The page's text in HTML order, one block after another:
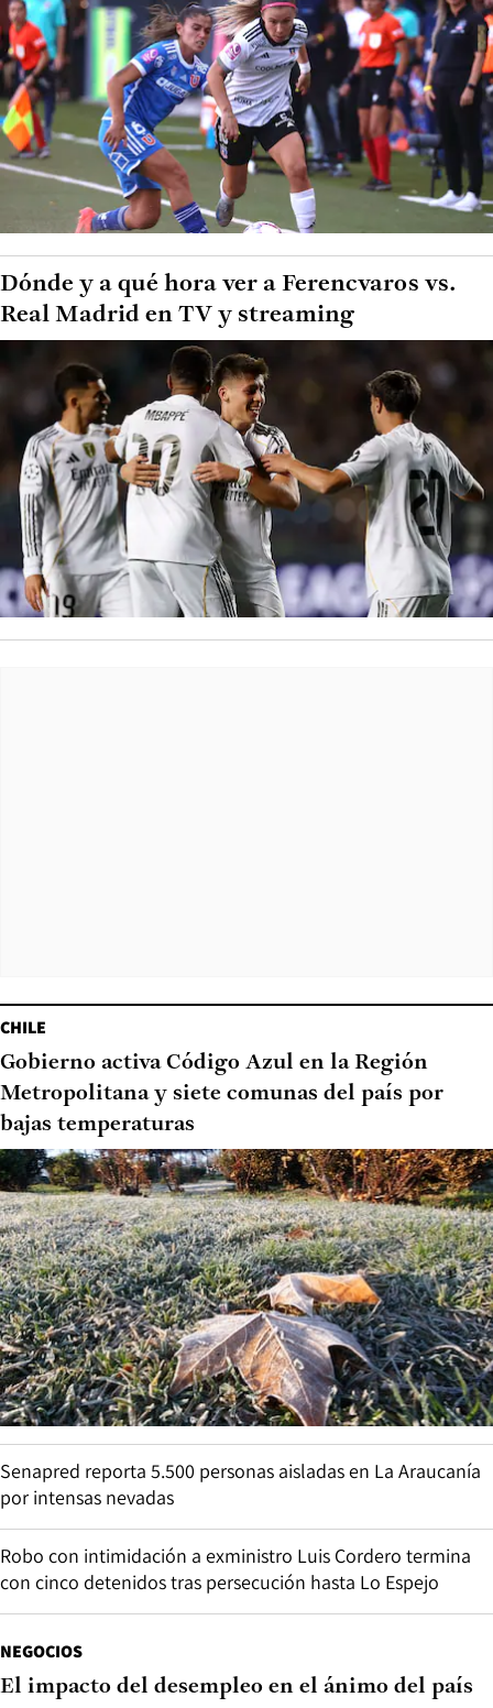
Dónde y a qué hora ver a Ferencvaros vs.
Real Madrid en TV y streaming
CHILE
Gobierno activa Código Azul en la Región
Metropolitana y siete comunas del país por
bajas temperaturas
Senapred reporta 5.500 personas aisladas en La Araucanía
por intensas nevadas
Robo con intimidación a exministro Luis Cordero termina
con cinco detenidos tras persecución hasta Lo Espejo
NEGOCIOS
El impacto del desempleo en el ánimo del país